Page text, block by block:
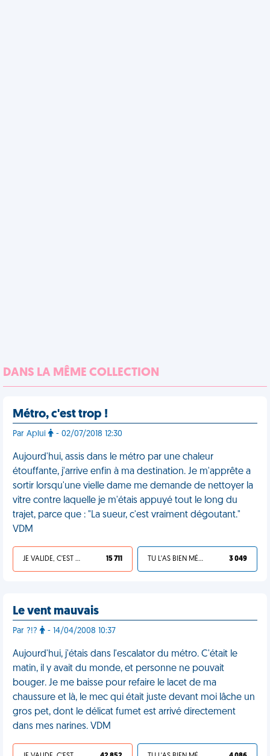
DANS LA MÊME COLLECTION
Métro, c'est trop !
Par Aplui - 02/07/2018 12:30
Aujourd'hui, assis dans le métro par une chaleur
étouffante, j'arrive enfin à ma destination. Je m'apprête a
sortir lorsqu'une vielle dame me demande de nettoyer la
vitre contre laquelle je m'étais appuyé tout le long du
trajet, parce que : "La sueur, c'est vraiment dégoutant."
VDM
JE VALIDE, C'EST UNE VDM 15 711 TU L'AS BIEN MÉRITÉ 3 049
Le vent mauvais
Par ?!? - 14/04/2008 10:37
Aujourd'hui, j'étais dans l'escalator du métro. C'était le
matin, il y avait du monde, et personne ne pouvait
bouger. Je me baisse pour refaire le lacet de ma
chaussure et là, le mec qui était juste devant moi lâche un
gros pet, dont le délicat fumet est arrivé directement
dans mes narines. VDM